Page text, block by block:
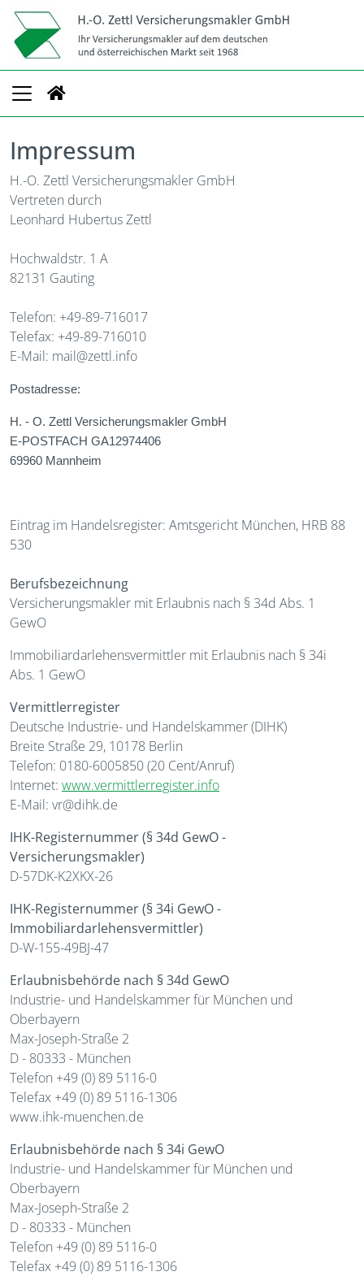
Impressum
H.-O. Zettl Versicherungsmakler GmbH
Vertreten durch
Leonhard Hubertus Zettl
Hochwaldstr. 1 A
82131 Gauting
Telefon: +49-89-716017
Telefax: +49-89-716010
E-Mail: mail@zettl.info
Postadresse:
H. - O. Zettl Versicherungsmakler GmbH
E-POSTFACH GA12974406
69960 Mannheim
Eintrag im Handelsregister: Amtsgericht München, HRB 88
530
Berufsbezeichnung
Versicherungsmakler mit Erlaubnis nach § 34d Abs. 1
GewO
Immobiliardarlehensvermittler mit Erlaubnis nach § 34i
Abs. 1 GewO
Vermittlerregister
Deutsche Industrie- und Handelskammer (DIHK)
Breite Straße 29, 10178 Berlin
Telefon: 0180-6005850 (20 Cent/Anruf)
Internet: www.vermittlerregister.info
E-Mail: vr@dihk.de
IHK-Registernummer (§ 34d GewO -
Versicherungsmakler)
D-57DK-K2XKX-26
IHK-Registernummer (§ 34i GewO -
Immobiliardarlehensvermittler)
D-W-155-49BJ-47
Erlaubnisbehörde nach § 34d GewO
Industrie- und Handelskammer für München und
Oberbayern
Max-Joseph-Straße 2
D - 80333 - München
Telefon +49 (0) 89 5116-0
Telefax +49 (0) 89 5116-1306
www.ihk-muenchen.de
Erlaubnisbehörde nach § 34i GewO
Industrie- und Handelskammer für München und
Oberbayern
Max-Joseph-Straße 2
D - 80333 - München
Telefon +49 (0) 89 5116-0
Telefax +49 (0) 89 5116-1306